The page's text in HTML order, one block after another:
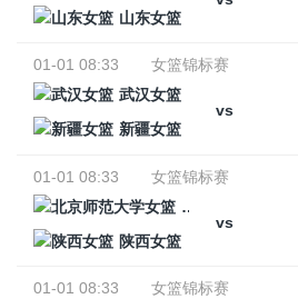
山东女篮
01-01 08:33
女篮锦标赛
武汉女篮
vs
新疆女篮
01-01 08:33
女篮锦标赛
北京师范大学女篮
vs
陕西女篮
01-01 08:33
女篮锦标赛